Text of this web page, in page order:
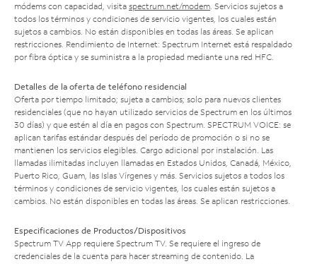
módems con capacidad, visita spectrum.net/modem. Servicios sujetos a
todos los términos y condiciones de servicio vigentes, los cuales están
sujetos a cambios. No están disponibles en todas las áreas. Se aplican
restricciones. Rendimiento de Internet: Spectrum Internet está respaldado
por fibra óptica y se suministra a la propiedad mediante una red HFC.
Detalles de la oferta de teléfono residencial
Oferta por tiempo limitado; sujeta a cambios; solo para nuevos clientes
residenciales (que no hayan utilizado servicios de Spectrum en los últimos
30 días) y que estén al día en pagos con Spectrum. SPECTRUM VOICE: se
aplican tarifas estándar después del período de promoción o si no se
mantienen los servicios elegibles. Cargo adicional por instalación. Las
llamadas ilimitadas incluyen llamadas en Estados Unidos, Canadá, México,
Puerto Rico, Guam, las Islas Vírgenes y más. Servicios sujetos a todos los
términos y condiciones de servicio vigentes, los cuales están sujetos a
cambios. No están disponibles en todas las áreas. Se aplican restricciones.
Especificaciones de Productos/Dispositivos
Spectrum TV App requiere Spectrum TV. Se requiere el ingreso de
credenciales de la cuenta para hacer streaming de contenido. La